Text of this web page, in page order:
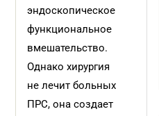
эндоскопическое
функциональное
вмешательство.
Однако хирургия
не лечит больных
ПРС, она создает